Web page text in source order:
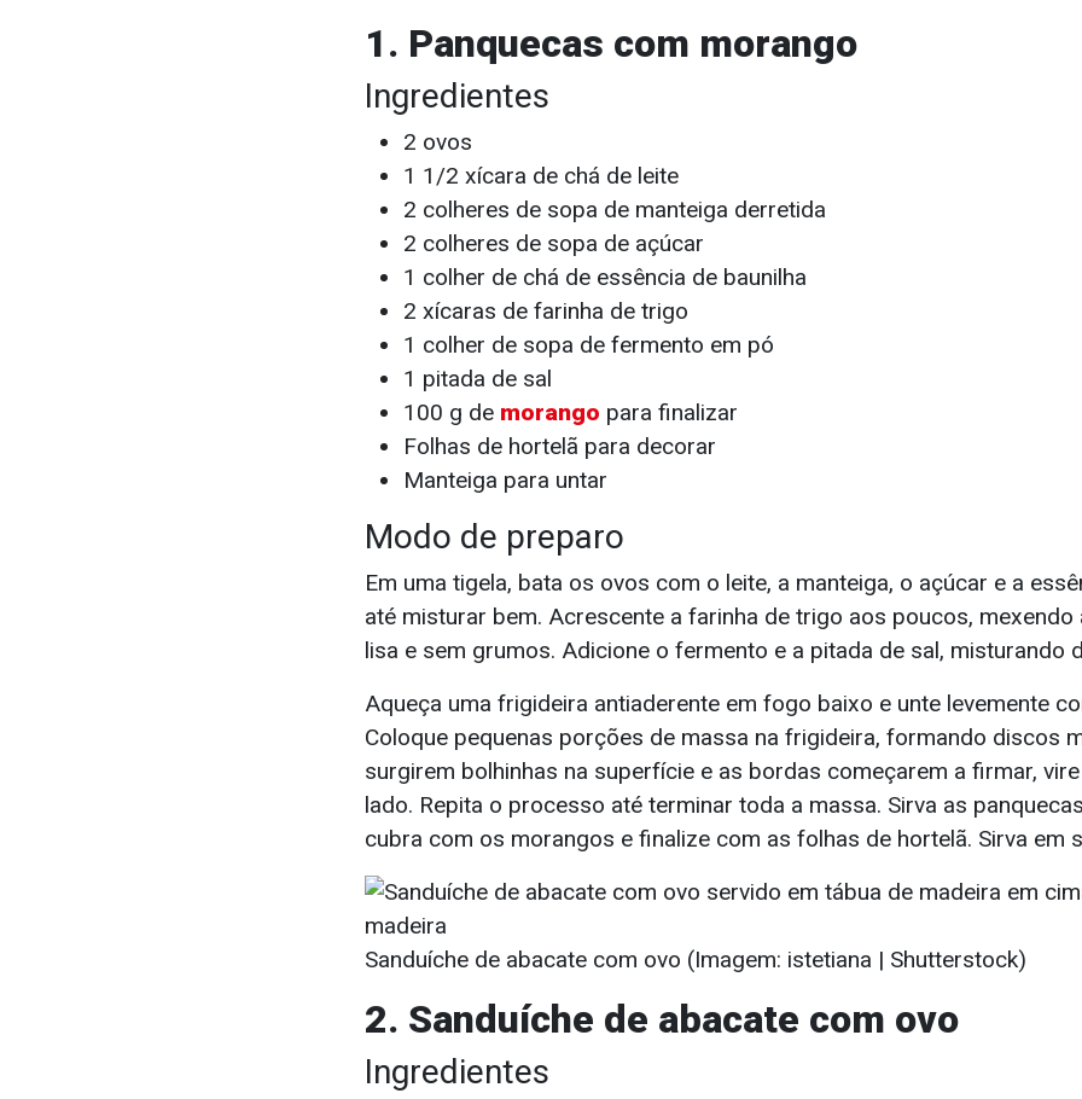
1. Panquecas com morango
Ingredientes
2 ovos
1 1/2 xícara de chá de leite
2 colheres de sopa de manteiga derretida
2 colheres de sopa de açúcar
1 colher de chá de essência de baunilha
2 xícaras de farinha de trigo
1 colher de sopa de fermento em pó
1 pitada de sal
100 g de morango para finalizar
Folhas de hortelã para decorar
Manteiga para untar
Modo de preparo
Em uma tigela, bata os ovos com o leite, a manteiga, o açúcar e a
até misturar bem. Acrescente a farinha de trigo aos poucos, mexendo
lisa e sem grumos. Adicione o fermento e a pitada de sal, misturando
Aqueça uma frigideira antiaderente em fogo baixo e unte levemente
Coloque pequenas porções de massa na frigideira, formando discos
surgirem bolhinhas na superfície e as bordas começarem a firmar,
lado. Repita o processo até terminar toda a massa. Sirva as
cubra com os morangos e finalize com as folhas de hortelã. Sirva em
Sanduíche de abacate com ovo (Imagem: istetiana | Shutterstock)
2. Sanduíche de abacate com ovo
Ingredientes